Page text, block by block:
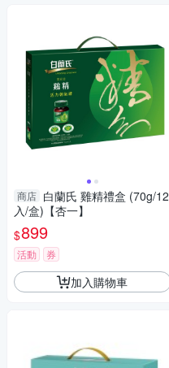
商店 白蘭氏 雞精禮盒 (70g/12
入/盒)【杏一】
$899
活動 券
加入購物車